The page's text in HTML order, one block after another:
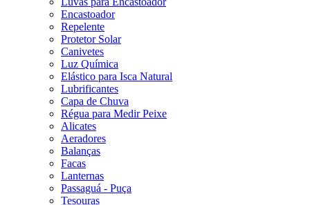
Encastoador
Repelente
Protetor Solar
Canivetes
Luz Química
Elástico para Isca Natural
Lubrificantes
Capa de Chuva
Régua para Medir Peixe
Alicates
Aeradores
Balanças
Facas
Lanternas
Passaguá - Puça
Tesouras